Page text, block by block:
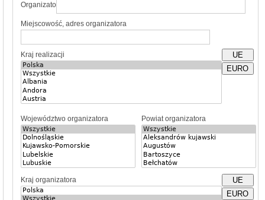
Organizator
Miejscowość, adres organizatora
Kraj realizacji
UE
EURO
Województwo organizatora Powiat organizatora
Kraj organizatora
UE
EURO